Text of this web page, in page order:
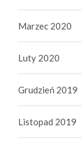
Marzec 2020
Luty 2020
Grudzień 2019
Listopad 2019